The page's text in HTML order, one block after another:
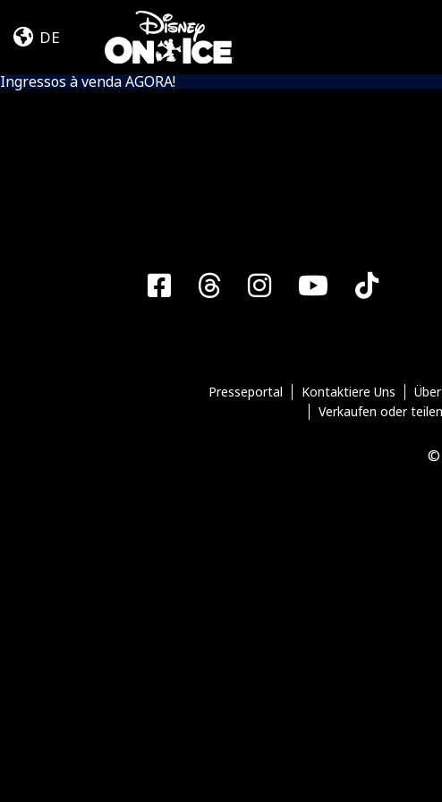
Info
(Into
The
DE
Ingressos à venda AGORA!
Facebook
ThreadsInstagramYouTube
Tiktok
Presseportal Kontaktiere Uns
Verkaufen oder
©